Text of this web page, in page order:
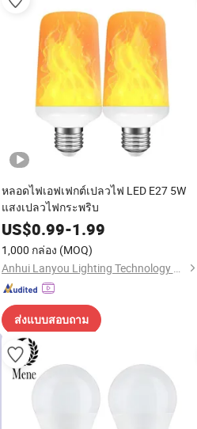
หลอดไฟเอฟเฟกต์เปลวไฟ LED E27 5W
แสงเปลวไฟกระพริบ
US$0.99-1.99
1,000 กล่อง (MOQ)
Anhui Lanyou Lighting Technology Co., Ltd.
ส่งแบบสอบถาม